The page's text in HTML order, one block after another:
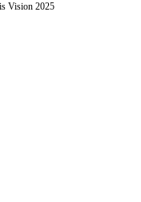
Vision 2025